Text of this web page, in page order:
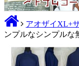
アオザイXL+
ンプルなシンプルな